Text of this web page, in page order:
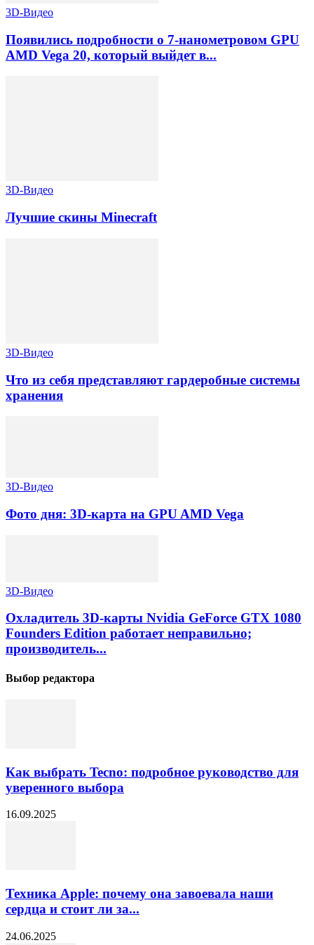
3D-Видео
Появились подробности о 7-нанометровом GPU
AMD Vega 20, который выйдет в...
3D-Видео
Лучшие скины Minecraft
3D-Видео
Что из себя представляют гардеробные системы
хранения
3D-Видео
Фото дня: 3D-карта на GPU AMD Vega
3D-Видео
Охладитель 3D-карты Nvidia GeForce GTX 1080
Founders Edition работает неправильно;
производитель...
Выбор редактора
Как выбрать Tecno: подробное руководство для
уверенного выбора
16.09.2025
Техника Apple: почему она завоевала наши
сердца и стоит ли за...
24.06.2025